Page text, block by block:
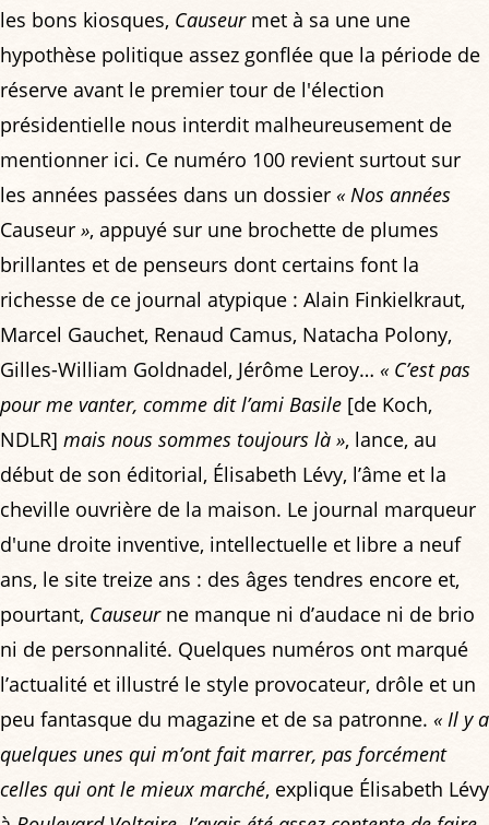
les bons kiosques, Causeurmet à sa une une
hypothèse politique assez gonflée que la période de
réserve avant le premier tour de l'élection
présidentielle nous interdit malheureusement de
mentionner ici. Ce numéro 100 revient surtout sur
les années passées dans un dossier « Nos années
Causeur », appuyé sur une brochette de plumes
brillantes et de penseurs dont certains font la
richesse de ce journal atypique : Alain Finkielkraut,
Marcel Gauchet, Renaud Camus, Natacha Polony,
Gilles-William Goldnadel, Jérôme Leroy… « C’est pas
pour me vanter, comme dit l’ami Basile [de Koch,
NDLR] mais nous sommes toujours là », lance, au
début de son éditorial, Élisabeth Lévy, l’âme et la
cheville ouvrière de la maison. Le journal marqueur
d'une droite inventive, intellectuelle et libre a neuf
ans, le site treize ans : des âges tendres encore et,
pourtant, Causeurne manque ni d’audace ni de brio
ni de personnalité. Quelques numéros ont marqué
l’actualité et illustré le style provocateur, drôle et un
peu fantasque du magazine et de sa patronne. « Il y a
quelques unes qui m’ont fait marrer, pas forcément
celles qui ont le mieux marché, explique Élisabeth Lévy